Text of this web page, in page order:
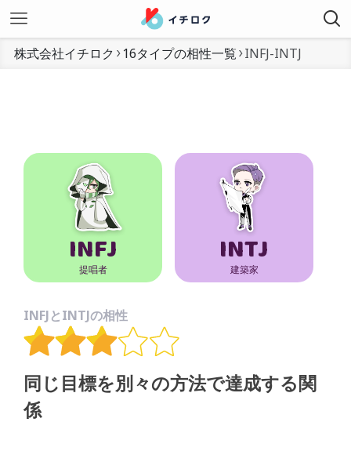
株式会社イチロク 16タイプの相性一覧 INFJ-INTJ
INFJ
提唱者 INTJ
建築家
INFJとINTJの相性
同じ目標を別々の方法で達成する関
係